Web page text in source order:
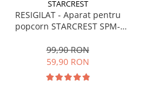
STARCREST
RESIGILAT - Aparat pentru
popcorn STARCREST SPM-
99,90 RON
59,90 RON